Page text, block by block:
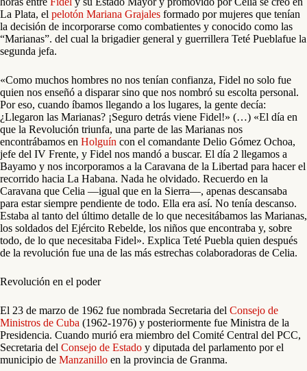
La Plata, el pelotón Mariana Grajales formado por mujeres que tenían
la decisión de incorporarse como combatientes y conocido como las
“Marianas”. del cual la brigadier general y guerrillera Teté Pueblafue la
segunda jefa.
«Como muchos hombres no nos tenían confianza, Fidel no solo fue
quien nos enseñó a disparar sino que nos nombró su escolta personal.
Por eso, cuando íbamos llegando a los lugares, la gente decía:
¿Llegaron las Marianas? ¡Seguro detrás viene Fidel!» (…) «El día en
que la Revolución triunfa, una parte de las Marianas nos
encontrábamos en Holguín con el comandante Delio Gómez Ochoa,
jefe del IV Frente, y Fidel nos mandó a buscar. El día 2 llegamos a
Bayamo y nos incorporamos a la Caravana de la Libertad para hacer el
recorrido hacia La Habana. Nada he olvidado. Recuerdo en la
Caravana que Celia —igual que en la Sierra—, apenas descansaba
para estar siempre pendiente de todo. Ella era así. No tenía descanso.
Estaba al tanto del último detalle de lo que necesitábamos las Marianas,
los soldados del Ejército Rebelde, los niños que encontraba y, sobre
todo, de lo que necesitaba Fidel». Explica Teté Puebla quien después
de la revolución fue una de las más estrechas colaboradoras de Celia.
Revolución en el poder
El 23 de marzo de 1962 fue nombrada Secretaria del Consejo de
Ministros de Cuba (1962-1976) y posteriormente fue Ministra de la
Presidencia. Cuando murió era miembro del Comité Central del PCC,
Secretaria del Consejo de Estado y diputada del parlamento por el
municipio de Manzanillo en la provincia de Granma.